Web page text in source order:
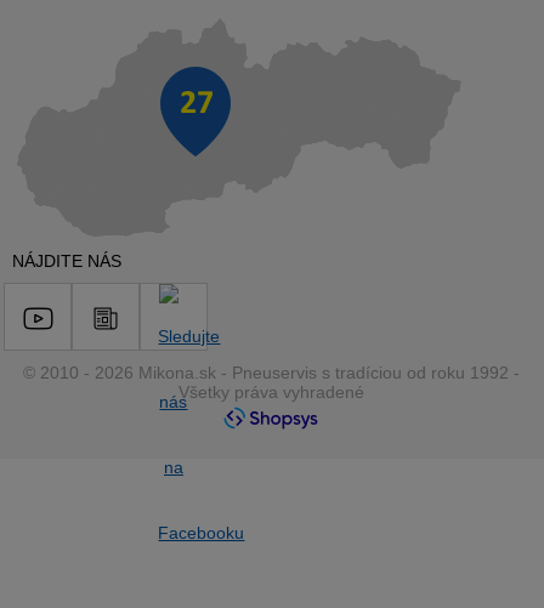
NÁJDITE NÁS
© 2010 - 2026 Mikona.sk - Pneuservis s tradíciou od roku 1992 -
Všetky práva vyhradené